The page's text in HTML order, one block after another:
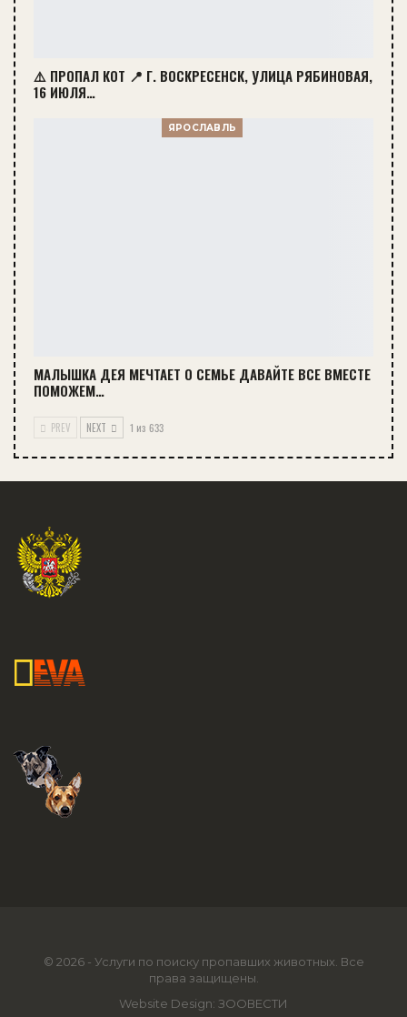
⚠️ ПРОПАЛ КОТ 📍 Г. ВОСКРЕСЕНСК, УЛИЦА РЯБИНОВАЯ,
16 ИЮЛЯ…
ЯРОСЛАВЛЬ
МАЛЫШКА ДЕЯ МЕЧТАЕТ О СЕМЬЕ ДАВАЙТЕ ВСЕ ВМЕСТЕ
ПОМОЖЕМ…
PREV NEXT 1 из 633
© 2026 - Услуги по поиску пропавших животных. Все
права защищены.
Website Design: ЗООВЕСТИ